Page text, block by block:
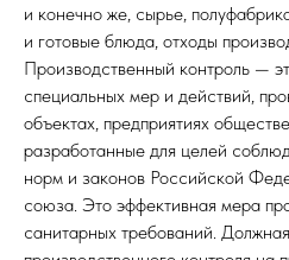
и конечно же, сырье,
и готовые блюда, отходы
Производственный контроль —
специальных мер и действий,
объектах, предприятиях
разработанные для целей
норм и законов Российской
союза. Это эффективная мера
санитарных требований.